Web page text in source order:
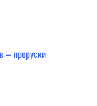
– проруски